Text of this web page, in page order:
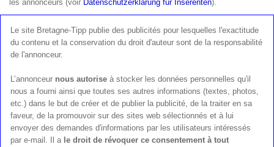
les annonceurs (voir Datenschutzerklärung für Inserenten).
Le site Bretagne-Tipp publie des publicités pour lesquelles l'exactitude
du contenu et la conservation du droit d'auteur sont de la responsabilité
de l'annonceur.
L’annonceur nous autoriseà stocker les données personnelles qu'il
nous a fourni ainsi que toutes ses autres informations (textes, photos,
etc.) dans le but de créer et de publier la publicité, de la traiter en sa
faveur, de la promouvoir sur des sites web sélectionnés et à lui
envoyer des demandes d'informations par les utilisateurs intéressés
par e-mail. Il a le droit de révoquer ce consentement à tout